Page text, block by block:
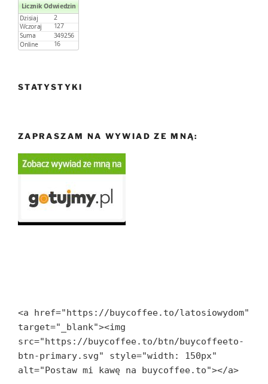
STATYSTYKI
ZAPRASZAM NA WYWIAD ZE MNĄ:
<a href="https://buycoffee.to/latosiowydom"
target="_blank"><img
src="https://buycoffee.to/btn/buycoffeeto-
btn-primary.svg" style="width: 150px"
alt="Postaw mi kawę na buycoffee.to"></a>